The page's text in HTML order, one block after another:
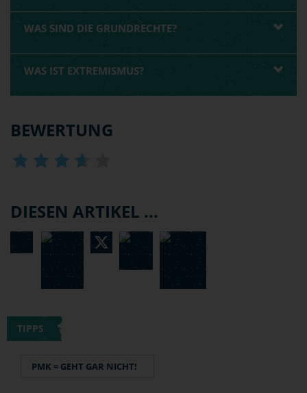
WAS SIND DIE GRUNDRECHTE?
WAS IST EXTREMISMUS?
BEWERTUNG
DIESEN ARTIKEL ...
TIPPS
PMK = GEHT GAR NICHT!